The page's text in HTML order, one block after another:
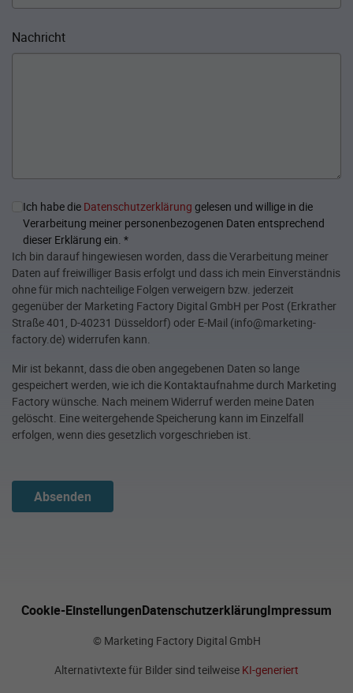
Nachricht
Ich habe die Datenschutzerklärung gelesen und willige in die
Verarbeitung meiner personenbezogenen Daten entsprechend
dieser Erklärung ein. *
Ich bin darauf hingewiesen worden, dass die Verarbeitung meiner
Daten auf freiwilliger Basis erfolgt und dass ich mein Einverständnis
ohne für mich nachteilige Folgen verweigern bzw. jederzeit
gegenüber der Marketing Factory Digital GmbH per Post (Erkrather
Straße 401, D-40231 Düsseldorf) oder E-Mail (info@marketing-
factory.de) widerrufen kann.
Mir ist bekannt, dass die oben angegebenen Daten so lange
gespeichert werden, wie ich die Kontaktaufnahme durch Marketing
Factory wünsche. Nach meinem Widerruf werden meine Daten
gelöscht. Eine weitergehende Speicherung kann im Einzelfall
erfolgen, wenn dies gesetzlich vorgeschrieben ist.
Absenden
Cookie-EinstellungenDatenschutzerklärungImpressum
© Marketing Factory Digital GmbH
Alternativtexte für Bilder sind teilweise KI-generiert